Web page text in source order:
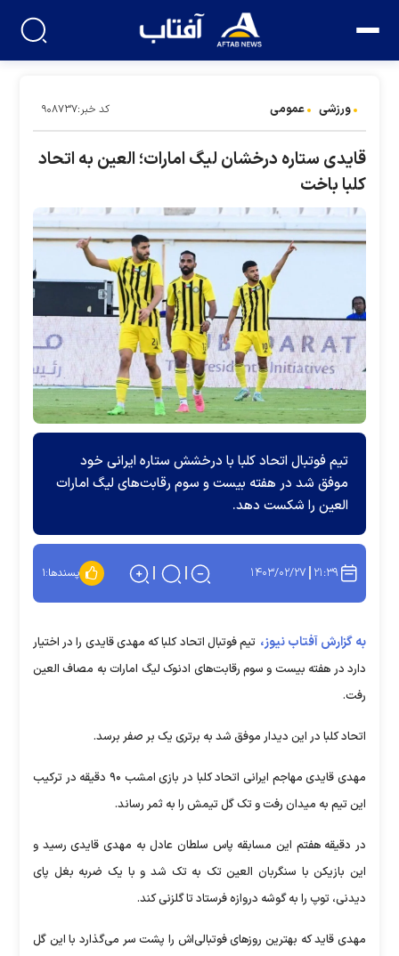
ورزشی عمومی کد خبر:۹۰۸۷۳۷
قایدی ستاره درخشان لیگ امارات؛ العین به اتحاد
کلبا باخت
تیم فوتبال اتحاد کلبا با درخشش ستاره ایرانی خود
موفق شد در هفته بیست و سوم رقابت‌های لیگ امارات
العین را شکست دهد.
۲۱:۳۹ ۱۴۰۳/۰۲/۲۷ پسندها:۱
به گزارش آفتاب نیوز، تیم فوتبال اتحاد کلبا که مهدی قایدی را در اختیار
دارد در هفته بیست و سوم رقابت‌های ادنوک لیگ امارات به مصاف العین
رفت.
اتحاد کلبا در این دیدار موفق شد به برتری یک بر صفر برسد.
مهدی قایدی مهاجم ایرانی اتحاد کلبا در بازی امشب ۹۰ دقیقه در ترکیب
این تیم به میدان رفت و تک گل تیمش را به ثمر رساند.
در دقیقه هفتم این مسابقه پاس سلطان عادل به مهدی قایدی رسید و
این بازیکن با سنگربان العین تک به تک شد و با یک ضربه بغل پای
دیدنی، توپ را به گوشه دروازه فرستاد تا گلزنی کند.
مهدی قاید که بهترین روز‌های فوتبالی‌اش را پشت سر می‌گذارد با این گل